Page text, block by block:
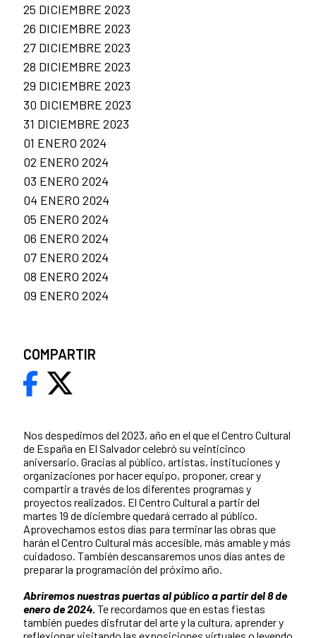
Nos despedimos del 2023, año en el que el Centro Cultural
de España en El Salvador celebró su veinticinco
aniversario. Gracias al público, artistas, instituciones y
organizaciones por hacer equipo, proponer, crear y
compartir a través de los diferentes programas y
proyectos realizados. El Centro Cultural a partir del
martes 19 de diciembre quedará cerrado al público.
Aprovechamos estos días para terminar las obras que
harán el Centro Cultural más accesible, más amable y más
cuidadoso. También descansaremos unos días antes de
preparar la programación del próximo año.
Abriremos nuestras puertas al público a partir del 8 de
enero de 2024. Te recordamos que en estas fiestas
también puedes disfrutar del arte y la cultura, aprender y
25 DICIEMBRE 2023
26 DICIEMBRE 2023
27 DICIEMBRE 2023
28 DICIEMBRE 2023
29 DICIEMBRE 2023
30 DICIEMBRE 2023
31 DICIEMBRE 2023
01 ENERO 2024
02 ENERO 2024
03 ENERO 2024
04 ENERO 2024
05 ENERO 2024
06 ENERO 2024
07 ENERO 2024
08 ENERO 2024
09 ENERO 2024
COMPARTIR